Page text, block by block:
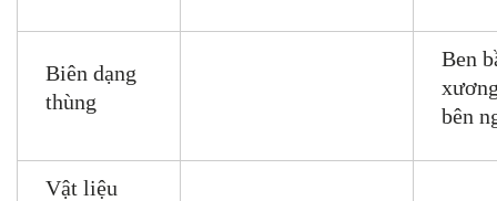
Biên dạng
thùng
Ben
bên
Vật liệu